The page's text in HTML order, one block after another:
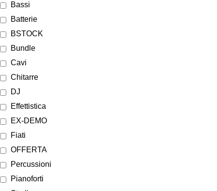
Bassi
Batterie
BSTOCK
Bundle
Cavi
Chitarre
DJ
Effettistica
EX-DEMO
Fiati
OFFERTA
Percussioni
Pianoforti